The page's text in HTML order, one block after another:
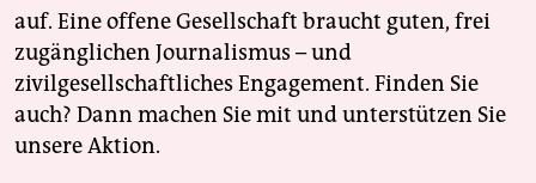
auf. Eine offene Gesellschaft braucht guten, frei
zugänglichen Journalismus – und
zivilgesellschaftliches Engagement. Finden Sie
auch? Dann machen Sie mit und unterstützen Sie
unsere Aktion.